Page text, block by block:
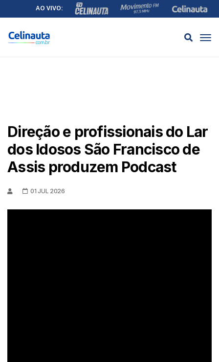
AO VIVO:
Direção e profissionais do Lar
dos Idosos São Francisco de
Assis produzem Podcast
01 JUL 2026